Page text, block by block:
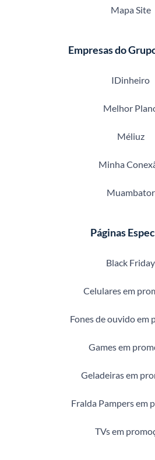
Mapa Site
Empresas do
IDinheiro
Melhor
Méliuz
Minha
Muambator
Páginas
Black Friday
Celulares em
Fones de ouvido em
Games em
Geladeiras em
Fralda Pampers em
TVs em